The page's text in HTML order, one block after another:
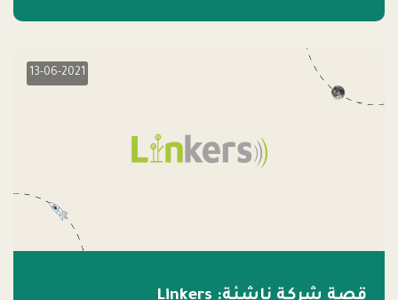
13-06-2021
قصة شركة ناشئة: Linkers